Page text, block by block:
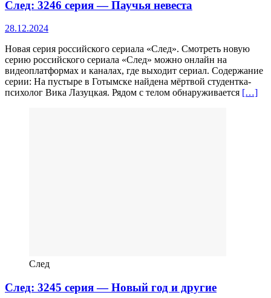
След: 3246 серия — Паучья невеста
28.12.2024
Новая серия российского сериала «След». Смотреть новую
серию российского сериала «След» можно онлайн на
видеоплатформах и каналах, где выходит сериал. Содержание
серии: На пустыре в Готымске найдена мёртвой студентка-
психолог Вика Лазуцкая. Рядом с телом обнаруживается […]
След
След: 3245 серия — Новый год и другие